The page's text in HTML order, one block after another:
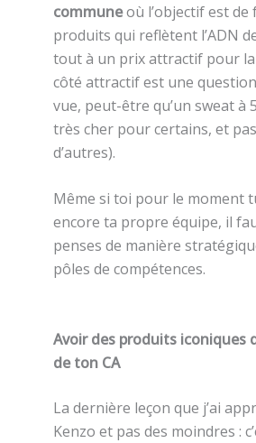
communeoù l’objectif est de
produits qui reflètent l’ADN
tout à un prix attractif pour la
côté attractif est une
vue, peut-être qu’un sweat à
très cher pour certains, et
d’autres).
Même si toi pour le moment
encore ta propre équipe, il
penses de manière
pôles de compétences.
Avoir des produits iconiques
de ton CA
La dernière leçon que j’ai
Kenzo et pas des moindres :